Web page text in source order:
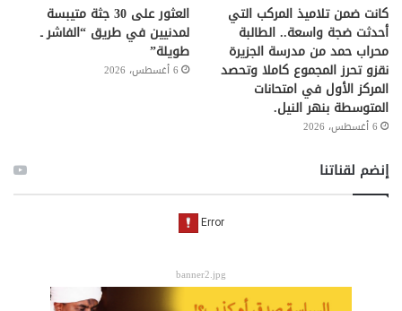
كانت ضمن تلاميذ المركب التي
أحدثت ضجة واسعة.. الطالبة
محراب حمد من مدرسة الجزيرة
نقزو تحرز المجموع كاملا وتحصد
المركز الأول في امتحانات
المتوسطة بنهر النيل.
6 أغسطس، 2026
العثور على 30 جثة متيبسة
لمدنيين في طريق “الفاشر ـ
طويلة”
6 أغسطس، 2026
إنضم لقناتنا
banner2.jpg